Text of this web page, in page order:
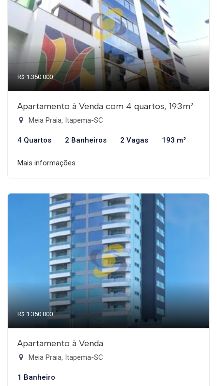
R$ 1.350.000
Apartamento à Venda com 4 quartos, 193m²
Meia Praia, Itapema-SC
4 Quartos 2 Banheiros 2 Vagas 193 m²
Mais informações
R$ 1.350.000
Apartamento à Venda
Meia Praia, Itapema-SC
1 Banheiro